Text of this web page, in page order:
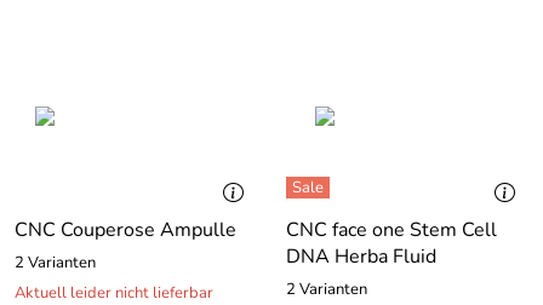
CNC Couperose Ampulle
2 Varianten
Aktuell leider nicht lieferbar
CNC face one Stem Cell
DNA Herba Fluid
2 Varianten